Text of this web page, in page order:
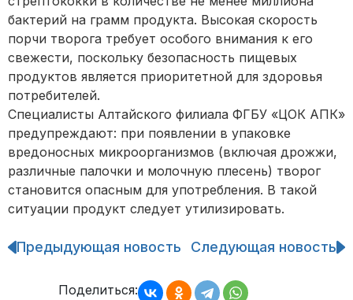
бактерий на грамм продукта. Высокая скорость
порчи творога требует особого внимания к его
свежести, поскольку безопасность пищевых
продуктов является приоритетной для здоровья
потребителей.
Специалисты Алтайского филиала ФГБУ «ЦОК АПК»
предупреждают: при появлении в упаковке
вредоносных микроорганизмов (включая дрожжи,
различные палочки и молочную плесень) творог
становится опасным для употребления. В такой
ситуации продукт следует утилизировать.
Навигация
записям
Предыдующая новость Следующая новость
Поделиться: